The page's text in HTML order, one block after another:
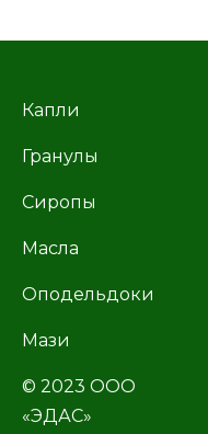
Капли
Гранулы
Сиропы
Масла
Оподельдоки
Мази
© 2023 ООО
«ЭДАС»